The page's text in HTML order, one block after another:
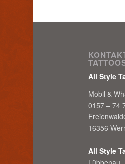
All Style
Mobil &
0157 – 74
16356
All Style
Lübbenau